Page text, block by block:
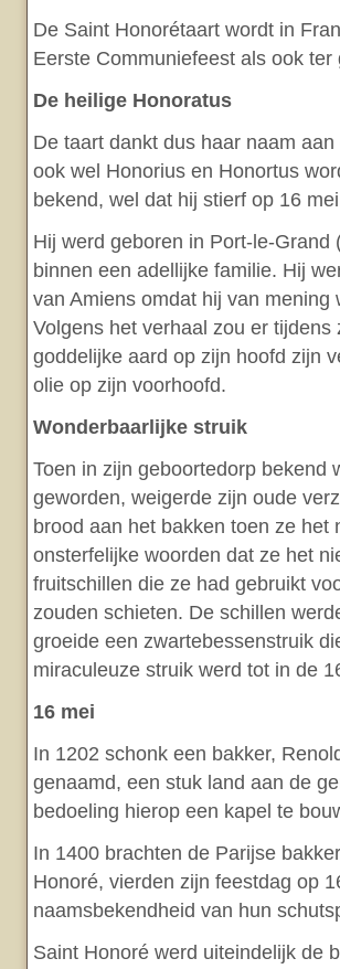
De Saint Honorétaart wordt in
Eerste Communiefeest als ook
De heilige Honoratus
De taart dankt dus haar naam
ook wel Honorius en Honortus
bekend, wel dat hij stierf op 16
Hij werd geboren in Port-le-
binnen een adellijke familie. Hij
van Amiens omdat hij van
Volgens het verhaal zou er
goddelijke aard op zijn hoofd zijn
olie op zijn voorhoofd.
Wonderbaarlijke struik
Toen in zijn geboortedorp bekend
geworden, weigerde zijn oude
brood aan het bakken toen ze het
onsterfelijke woorden dat ze het
fruitschillen die ze had gebruikt
zouden schieten. De schillen
groeide een zwartebessenstruik
miraculeuze struik werd tot in de
16 mei
In 1202 schonk een bakker,
genaamd, een stuk land aan de
bedoeling hierop een kapel te
In 1400 brachten de Parijse
Honoré, vierden zijn feestdag op
naamsbekendheid van hun
Saint Honoré werd uiteindelijk de